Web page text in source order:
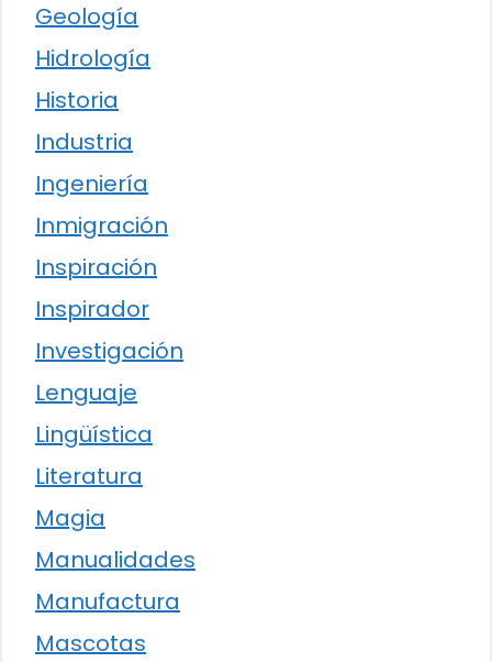
Geología
Hidrología
Historia
Industria
Ingeniería
Inmigración
Inspiración
Inspirador
Investigación
Lenguaje
Lingüística
Literatura
Magia
Manualidades
Manufactura
Mascotas